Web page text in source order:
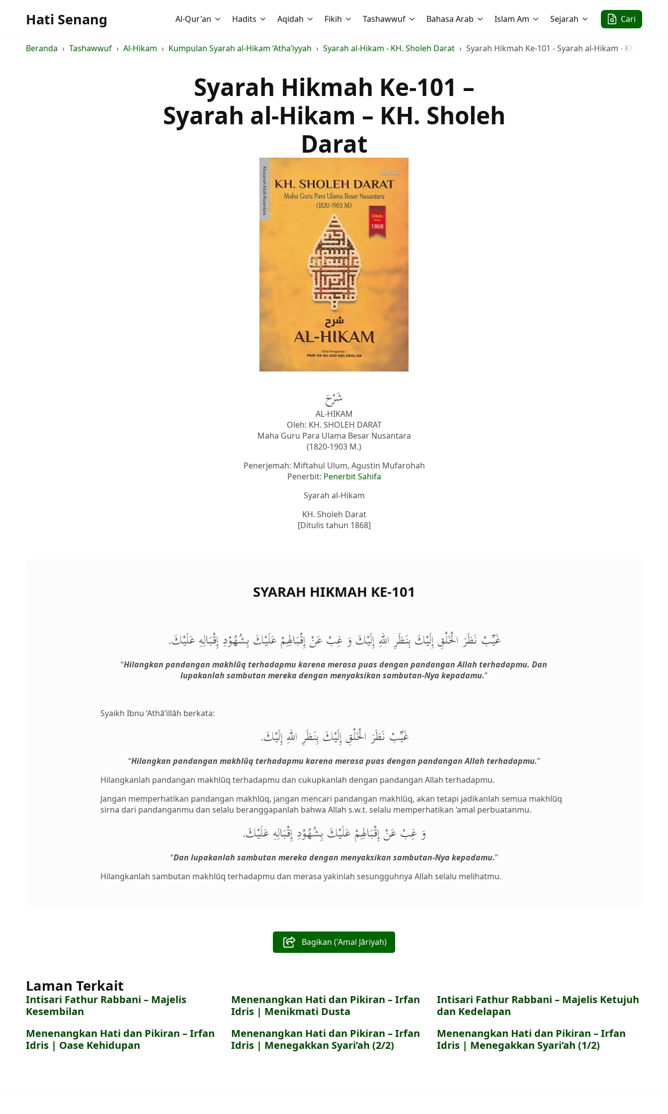
Hati Senang Al-Qur'an Hadits Aqidah Fikih Tashawwuf Bahasa Arab Islam Am Sejarah Cari
Beranda Tashawwuf Al-Hikam Kumpulan Syarah al-Hikam ‘Atha’iyyah Syarah al-Hikam - KH. Sholeh Darat Syarah Hikmah Ke-101 - Syarah al-Hikam - KH.
Syarah Hikmah Ke-101 –
Syarah al-Hikam – KH. Sholeh
Darat
شَرْحَ
AL-HIKAM
Oleh: KH. SHOLEH DARAT
Maha Guru Para Ulama Besar Nusantara
(1820-1903 M.)
Penerjemah: Miftahul Ulum, Agustin Mufarohah
Penerbit: Penerbit Sahifa
Syarah al-Hikam
KH. Sholeh Darat
[Ditulis tahun 1868]
SYARAH HIKMAH KE-101
غَيِّبْ نَظَرَ الْخَلْقِ إِلَيْكَ بِنَظَرِ اللهِ إِلَيْكَ وَ غِبْ عَنْ إِقْبَالِهِمْ عَلَيْكَ بِشُهُوْدِ إِقْبَالِهِ عَلَيْكَ.
“Hilangkan pandangan makhlūq terhadapmu karena merasa puas dengan pandangan Allah terhadapmu. Dan
lupakanlah sambutan mereka dengan menyaksikan sambutan-Nya kepadamu.”
Syaikh Ibnu ‘Athā’illāh berkata:
غَيِّبْ نَظَرَ الْخَلْقِ إِلَيْكَ بِنَظَرِ اللهِ إِلَيْكَ.
“Hilangkan pandangan makhlūq terhadapmu karena merasa puas dengan pandangan Allah terhadapmu.”
Hilangkanlah pandangan makhlūq terhadapmu dan cukupkanlah dengan pandangan Allah terhadapmu.
Jangan memperhatikan pandangan makhlūq, jangan mencari pandangan makhlūq, akan tetapi jadikanlah semua makhlūq
sirna dari pandanganmu dan selalu beranggapanlah bahwa Allah s.w.t. selalu memperhatikan ‘amal perbuatanmu.
وَ غِبْ عَنْ إِقْبَالِهِمْ عَلَيْكَ بِشُهُوْدِ إِقْبَالِهِ عَلَيْكَ.
“Dan lupakanlah sambutan mereka dengan menyaksikan sambutan-Nya kepadamu.”
Hilangkanlah sambutan makhlūq terhadapmu dan merasa yakinlah sesungguhnya Allah selalu melihatmu.
Bagikan ('Amal Jāriyah)
Laman Terkait
Intisari Fathur Rabbani – Majelis
Kesembilan
Menenangkan Hati dan Pikiran – Irfan
Idris | Menikmati Dusta
Intisari Fathur Rabbani – Majelis Ketujuh
dan Kedelapan
Menenangkan Hati dan Pikiran – Irfan
Idris | Oase Kehidupan
Menenangkan Hati dan Pikiran – Irfan
Idris | Menegakkan Syari’ah (2/2)
Menenangkan Hati dan Pikiran – Irfan
Idris | Menegakkan Syari’ah (1/2)